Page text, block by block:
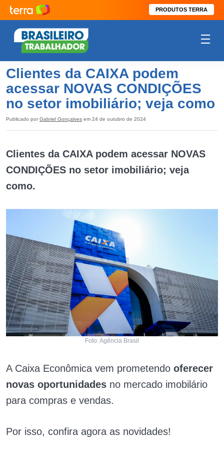
PRODUTOS TERRA
Clientes da CAIXA podem
acessar NOVAS CONDIÇÕES
no setor imobiliário; veja como
Publicado por Gabriel Gonçalves em 24 de outubro de 2024
Clientes da CAIXA podem acessar NOVAS
CONDIÇÕES no setor imobiliário; veja
como.
Foto: Agência Brasil
A Caixa Econômica vem prometendo oferecer
novas oportunidades no mercado imobilário
para compras e vendas.
Por isso, confira agora as novidades!